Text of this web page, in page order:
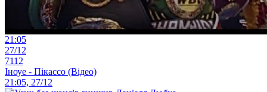
21:05
27/12
7112
Іноуе - Пікассо (Відео)
21:05, 27/12